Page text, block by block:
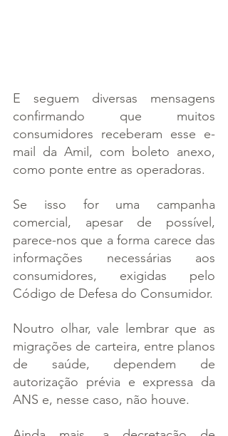
E seguem diversas mensagens
confirmando que muitos
consumidores receberam esse e-
mail da Amil, com boleto anexo,
como ponte entre as operadoras.
Se isso for uma campanha
comercial, apesar de possível,
parece-nos que a forma carece das
informações necessárias aos
consumidores, exigidas pelo
Código de Defesa do Consumidor.
Noutro olhar, vale lembrar que as
migrações de carteira, entre planos
de saúde, dependem de
autorização prévia e expressa da
ANS e, nesse caso, não houve.